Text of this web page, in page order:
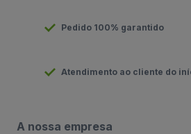
Pedido 100% garantido
Atendimento ao cliente do
A nossa empresa